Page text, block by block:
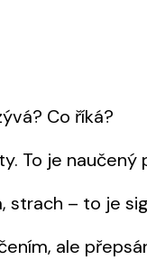
Co říká?
To je naučený
strach – to je
ale